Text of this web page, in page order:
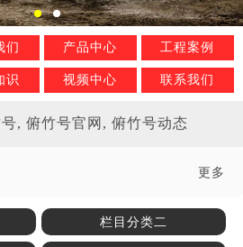
们 产品中心 工程案例
识 视频中心 联系我们
, 俯竹号官网, 俯竹号动态
更多
栏目分类二